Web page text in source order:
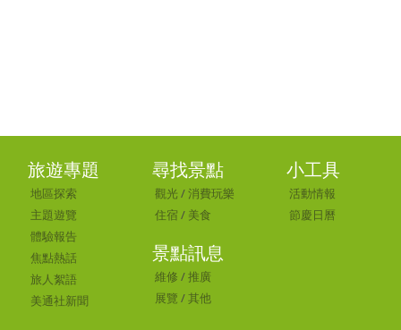
旅遊專題
地區探索
主題遊覽
體驗報告
焦點熱話
旅人絮語
美通社新聞
尋找景點
觀光 /消費玩樂
住宿 / 美食
景點訊息
維修 /推廣
展覽 /其他
小工具
活動情報
節慶日曆